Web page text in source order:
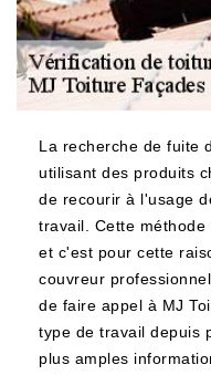
La recherche de fuite
utilisant des produits
de recourir à l'usage
travail. Cette
et c'est pour cette
couvreur
de faire appel à MJ
type de travail depuis
plus amples